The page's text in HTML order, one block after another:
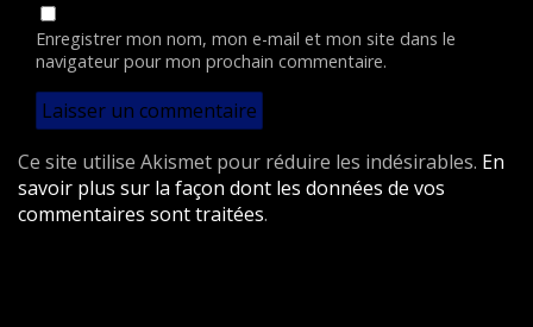
Enregistrer mon nom, mon e-mail et mon site dans le
navigateur pour mon prochain commentaire.
Ce site utilise Akismet pour réduire les indésirables. En
savoir plus sur la façon dont les données de vos
commentaires sont traitées.